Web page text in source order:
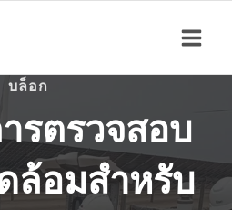
บล็อก
รตรวจสอบ
ล้อมสำหรับ